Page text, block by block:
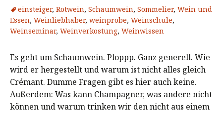
einsteiger, Rotwein, Schaumwein, Sommelier, Wein und
Essen, Weinliebhaber, weinprobe, Weinschule,
Weinseminar, Weinverkostung, Weinwissen
Es geht um Schaumwein. Ploppp. Ganz generell. Wie
wird er hergestellt und warum ist nicht alles gleich
Crémant. Dumme Fragen gibt es hier auch keine.
Außerdem: Was kann Champagner, was andere nicht
können und warum trinken wir den nicht aus einem